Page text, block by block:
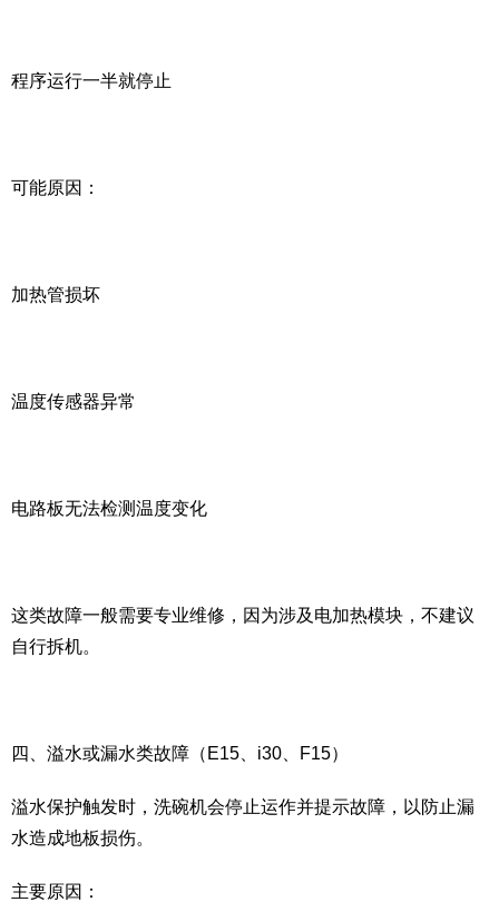
程序运行一半就停止
可能原因：
加热管损坏
温度传感器异常
电路板无法检测温度变化
这类故障一般需要专业维修，因为涉及电加热模块，不建议
自行拆机。
四、溢水或漏水类故障（E15、i30、F15）
溢水保护触发时，洗碗机会停止运作并提示故障，以防止漏
水造成地板损伤。
主要原因：